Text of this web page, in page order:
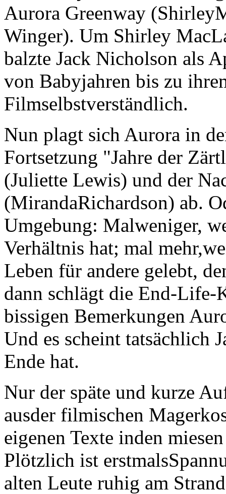
Aurora Greenway
Winger). Um Shirley
balzte Jack Nicholson als
von Babyjahren bis zu
Filmselbstverständlich.
Nun plagt sich Aurora in
Fortsetzung "Jahre der
(Juliette Lewis) und der
(MirandaRichardson) ab.
Umgebung: Malweniger,
Verhältnis hat; mal
Leben für andere gelebt,
dann schlägt die End-Life-
bissigen Bemerkungen
Und es scheint tatsächlich
Ende hat.
Nur der späte und kurze
ausder filmischen
eigenen Texte inden
Plötzlich ist
alten Leute ruhig am